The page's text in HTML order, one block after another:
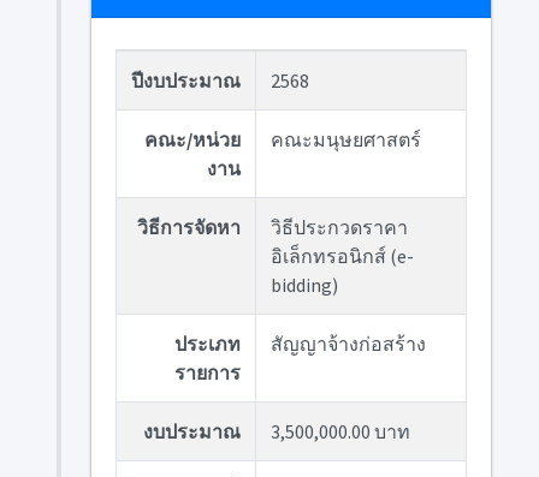
ปีงบประมาณ 2568
คณะ/หน่วย
งาน
คณะมนุษยศาสตร์
วิธีการจัดหา
วิธีประกวดราคา
อิเล็กทรอนิกส์ (e-
bidding)
ประเภท
รายการ
สัญญาจ้างก่อสร้าง
งบประมาณ 3,500,000.00 บาท